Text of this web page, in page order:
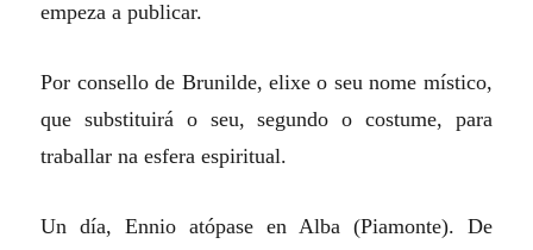
empeza a publicar.
Por consello de Brunilde, elixe o seu nome místico,
que substituirá o seu, segundo o costume, para
traballar na esfera espiritual.
Un día, Ennio atópase en Alba (Piamonte). De